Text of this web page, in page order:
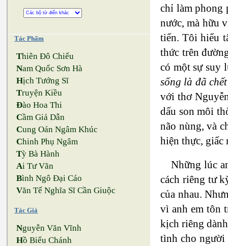
Tác Phẩm
Thiên Đô Chiếu
Nam Quốc Sơn Hà
Hịch Tướng Sĩ
Truyện Kiều
Đào Hoa Thi
Cầm Giả Dẫn
Cung Oán Ngâm Khúc
Chinh Phụ Ngâm
Tỳ Bà Hành
Ai Tư Vãn
Bình Ngô Đại Cáo
Văn Tế Nghĩa Sĩ Cần Giuộc
Tác Giả
Nguyễn Văn Vĩnh
Hồ Biểu Chánh
chỉ làm phong
nước, mà hữu
tiến. Tôi hiểu
thức trên
có một sự suy
sống là đã
với thơ
dấu son môi
não nùng, và
hiện thực, giấc
Những lúc
cách riêng tư
của nhau.
vì anh em tôn
kịch riêng
tình cho người